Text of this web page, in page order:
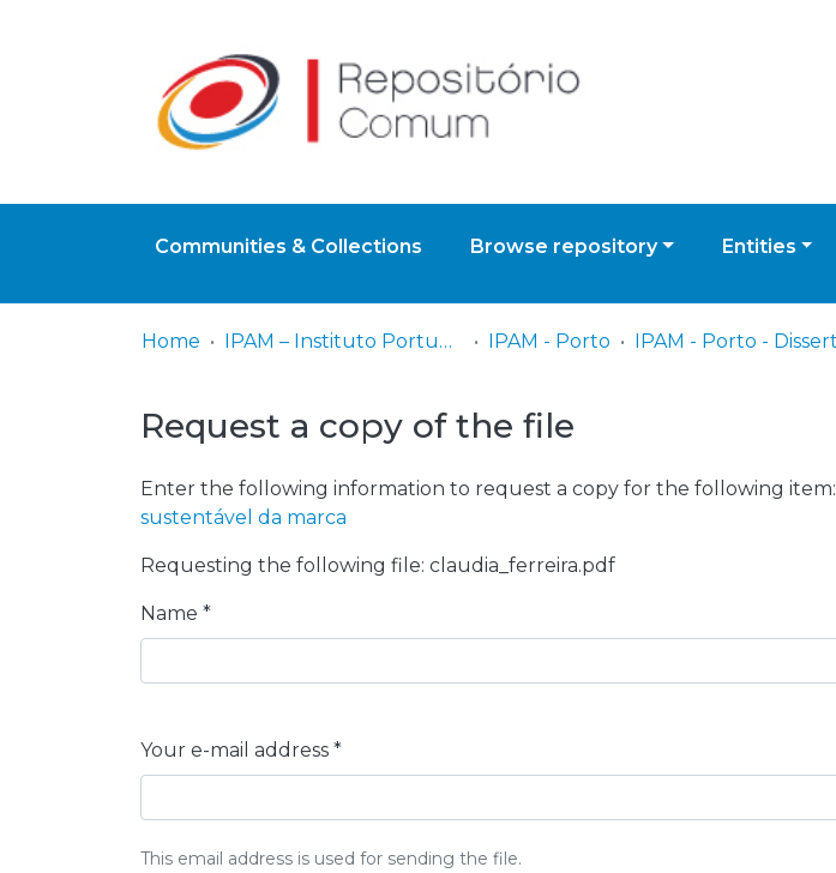
Communities & Collections Browse repository Entities
Home IPAM – Instituto Português de Administração de Marketing IPAM - Porto
Request a copy of the file
Enter the following information to request a copy for the following item:
sustentável da marca
Requesting the following file: claudia_ferreira.pdf
Name *
Your e-mail address *
This email address is used for sending the file.